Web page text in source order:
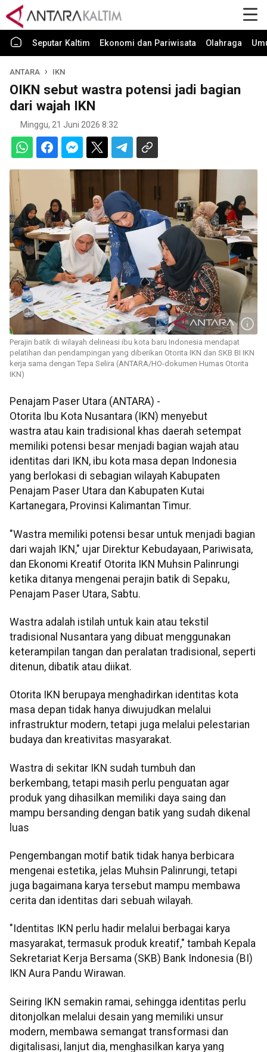
Seputar Kaltim Ekonomi dan Pariwisata Olahraga
ANTARA IKN
OIKN sebut wastra potensi jadi bagian
dari wajah IKN
Minggu, 21 Juni 2026 8:32
Perajin batik di wilayah delineasi ibu kota baru Indonesia mendapat
pelatihan dan pendampingan yang diberikan Otorita IKN dan SKB BI IKN
kerja sama dengan Tepa Selira (ANTARA/HO-dokumen Humas Otorita
IKN)
Penajam Paser Utara (ANTARA) -
Otorita Ibu Kota Nusantara (IKN) menyebut
wastra atau kain tradisional khas daerah setempat
memiliki potensi besar menjadi bagian wajah atau
identitas dari IKN, ibu kota masa depan Indonesia
yang berlokasi di sebagian wilayah Kabupaten
Penajam Paser Utara dan Kabupaten Kutai
Kartanegara, Provinsi Kalimantan Timur.
"Wastra memiliki potensi besar untuk menjadi bagian
dari wajah IKN," ujar Direktur Kebudayaan, Pariwisata,
dan Ekonomi Kreatif Otorita IKN Muhsin Palinrungi
ketika ditanya mengenai perajin batik di Sepaku,
Penajam Paser Utara, Sabtu.
Wastra adalah istilah untuk kain atau tekstil
tradisional Nusantara yang dibuat menggunakan
keterampilan tangan dan peralatan tradisional, seperti
ditenun, dibatik atau diikat.
Otorita IKN berupaya menghadirkan identitas kota
masa depan tidak hanya diwujudkan melalui
infrastruktur modern, tetapi juga melalui pelestarian
budaya dan kreativitas masyarakat.
Wastra di sekitar IKN sudah tumbuh dan
berkembang, tetapi masih perlu penguatan agar
produk yang dihasilkan memiliki daya saing dan
mampu bersanding dengan batik yang sudah dikenal
luas
Pengembangan motif batik tidak hanya berbicara
mengenai estetika, jelas Muhsin Palinrungi, tetapi
juga bagaimana karya tersebut mampu membawa
cerita dan identitas dari sebuah wilayah.
"Identitas IKN perlu hadir melalui berbagai karya
masyarakat, termasuk produk kreatif," tambah Kepala
Sekretariat Kerja Bersama (SKB) Bank Indonesia (BI)
IKN Aura Pandu Wirawan.
Seiring IKN semakin ramai, sehingga identitas perlu
ditonjolkan melalui desain yang memiliki unsur
modern, membawa semangat transformasi dan
digitalisasi, lanjut dia, menghasilkan karya yang